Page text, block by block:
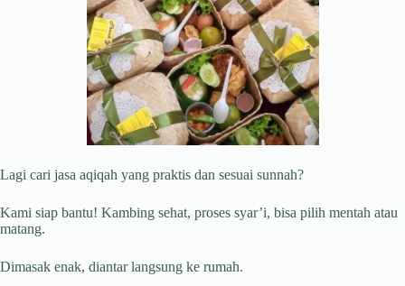
Lagi cari jasa aqiqah yang praktis dan sesuai sunnah?
Kami siap bantu! Kambing sehat, proses syar’i, bisa pilih mentah atau
matang.
Dimasak enak, diantar langsung ke rumah.